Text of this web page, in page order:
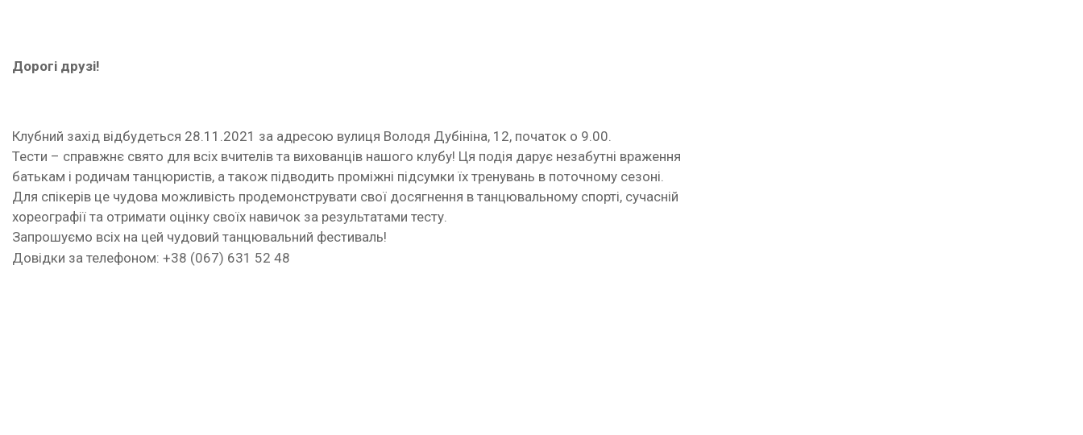
Дорогі друзі!
Клубний захід відбудеться 28.11.2021 за адресою вулиця Володя Дубініна, 12, початок о 9.00.
Тести – справжнє свято для всіх вчителів та вихованців нашого клубу! Ця подія дарує незабутні враження
батькам і родичам танцюристів, а також підводить проміжні підсумки їх тренувань в поточному сезоні.
Для спікерів це чудова можливість продемонструвати свої досягнення в танцювальному спорті, сучасній
хореографії та отримати оцінку своїх навичок за результатами тесту.
Запрошуємо всіх на цей чудовий танцювальний фестиваль!
Довідки за телефоном: +38 (067) 631 52 48